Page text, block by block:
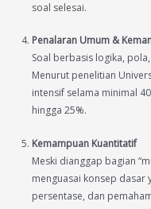
soal selesai.
Penalaran Umum &
Soal berbasis logika,
Menurut penelitian
intensif selama minimal
hingga 25%.
Kemampuan Kuantitatif
Meski dianggap bagian
menguasai konsep dasar
persentase, dan